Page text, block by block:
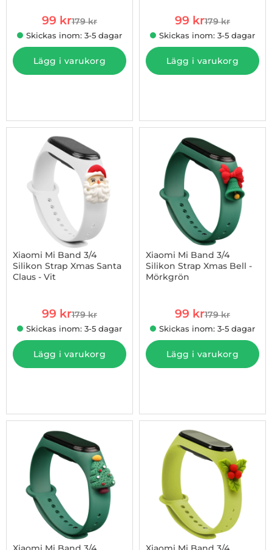
rea pris
99 krtidigare pris
179 kr
Skickas inom: 3-5 dagar
Lägg i varukorg
rea pris
99 krtidigare pris
179 kr
Skickas inom: 3-5 dagar
Lägg i varukorg
-45%
Xiaomi Mi Band 3/4
Silikon Strap Xmas Santa
Claus - Vit
rea pris
99 krtidigare pris
179 kr
Skickas inom: 3-5 dagar
Lägg i varukorg
Xiaomi Mi Band 3/4
Silikon Strap Xmas Bell -
Mörkgrön
rea pris
99 krtidigare pris
179 kr
Skickas inom: 3-5 dagar
Lägg i varukorg
-45%